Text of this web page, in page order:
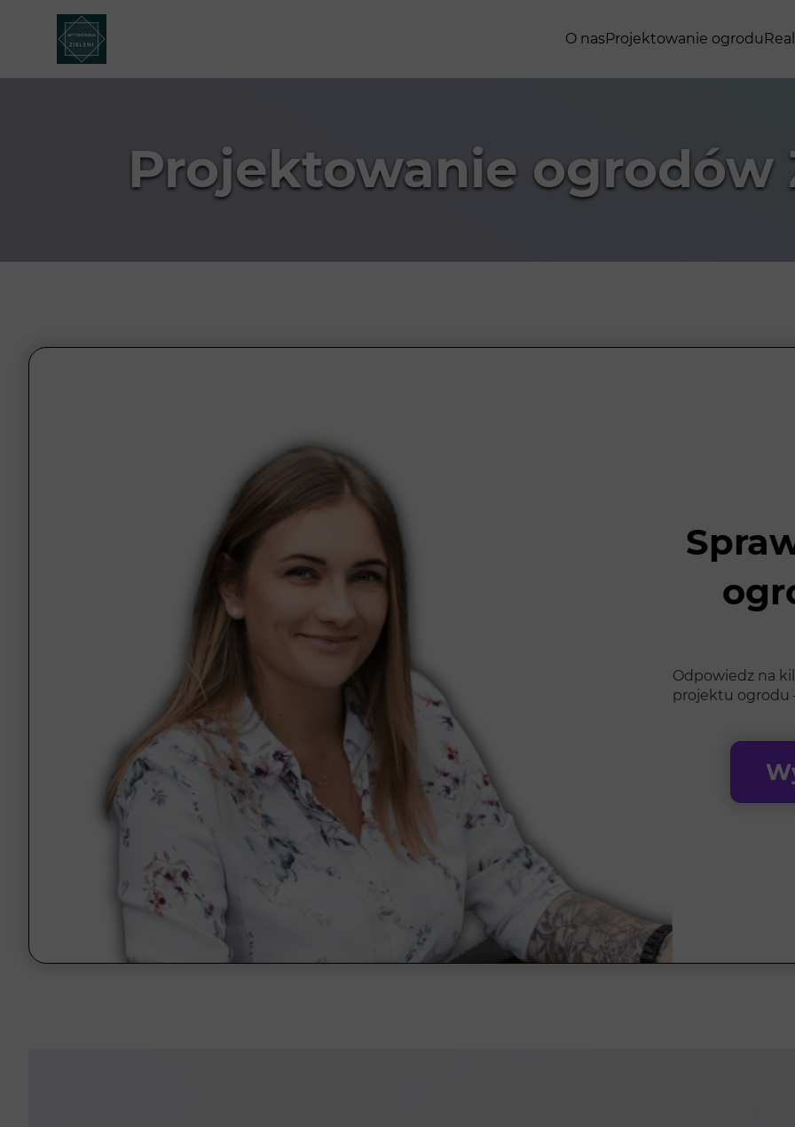
O nasProjektowanie ogrodu
Projektowanie ogrodów
Odpowiedz na
projektu ogrodu